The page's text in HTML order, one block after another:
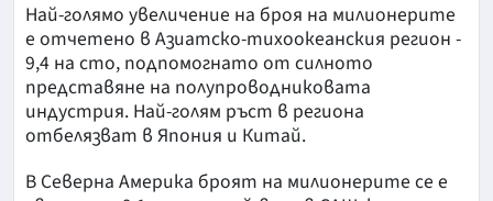
Най-голямо увеличение на броя на милионерите
е отчетено в Азиатско-тихоокеанския регион -
9,4 на сто, подпомогнато от силното
представяне на полупроводниковата
индустрия. Най-голям ръст в региона
отбелязват в Япония и Китай.
В Северна Америка броят на милионерите се е